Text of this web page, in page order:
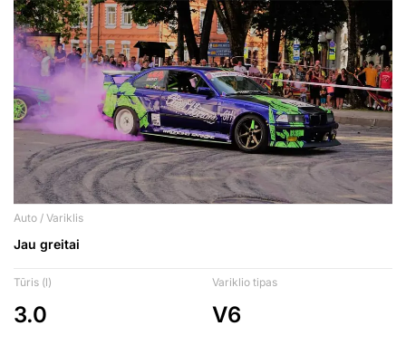
Auto / Variklis
Jau greitai
Tūris (l)
3.0
Variklio tipas
V6